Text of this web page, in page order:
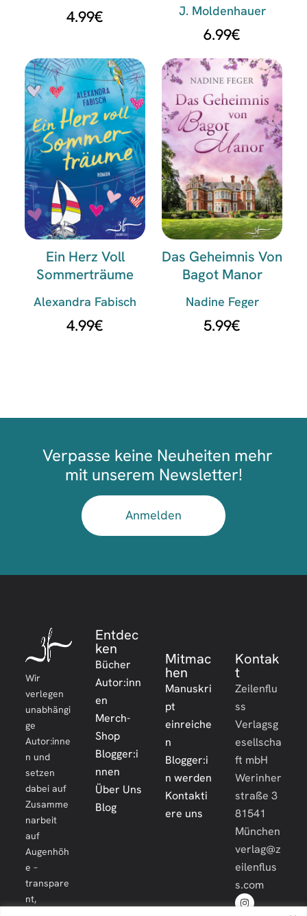
4.99€ J. Moldenhauer
6.99€
Ein Herz Voll
Sommerträume
Alexandra Fabisch
4.99€
Das Geheimnis Von
Bagot Manor
Nadine Feger
5.99€
Verpasse keine Neuheiten mehr
mit unserem Newsletter!
Anmelden
Wir
verlegen
unabhängi
ge
Autor:inne
n und
setzen
dabei auf
Zusamme
narbeit
auf
Augenhöh
e –
transpare
nt,
Entdec
ken
Bücher
Autor:inn
en
Merch-
Shop
Blogger:i
nnen
Über Uns
Blog
Mitmac
hen
Manuskri
pt
einreiche
n
Blogger:i
n werden
Kontakti
ere uns
Kontak
t
Zeilenflu
ss
Verlagsg
esellscha
ft mbH
Werinher
straße 3
81541
München
verlag@z
eilenflus
s.com